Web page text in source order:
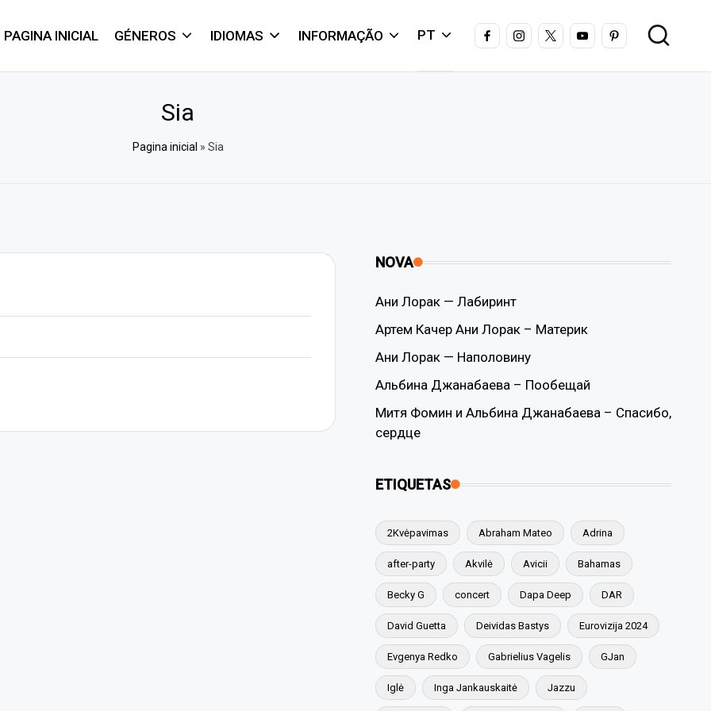
PAGINA INICIAL GÉNEROS IDIOMAS INFORMAÇÃO PT FACEBOOKINSTAGRAM
X YOUTUBEPINTEREST
Sia
Pagina inicial » Sia
NOVA
Ани Лорак — Лабиринт
Артем Качер Ани Лорак – Материк
Ани Лорак — Наполовину
Альбина Джанабаева – Пообещай
Митя Фомин и Альбина Джанабаева – Спасибо,
сердце
ETIQUETAS
2Kvėpavimas Abraham Mateo Adrina
after-party Akvilė Avicii Bahamas
Becky G concert Dapa Deep DAR
David Guetta Deividas Bastys Eurovizija 2024
Evgenya Redko Gabrielius Vagelis GJan
Iglė Inga Jankauskaitė Jazzu